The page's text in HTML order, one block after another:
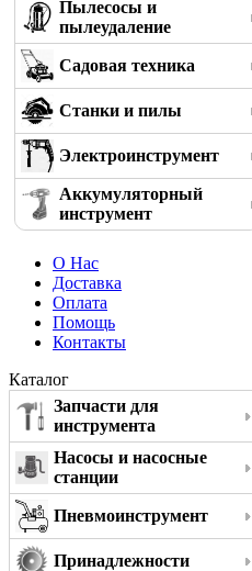
Пылесосы и
пылеудаление
Садовая техника
Станки и пилы
Электроинструмент
Аккумуляторный
инструмент
О Нас
Доставка
Оплата
Помощь
Контакты
Каталог
Запчасти для
инструмента
Насосы и насосные
станции
Пневмоинструмент
Принадлежности